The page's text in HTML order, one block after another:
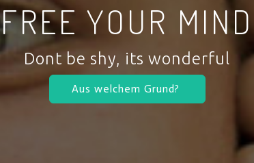
FREE YOUR MIND
Dont be shy, its wonderful
Aus welchem Grund?